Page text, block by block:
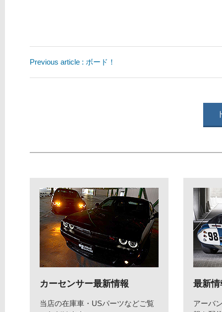
Previous article : ボード！
カーセンサー最新情報
当店の在庫車・USパーツなどご覧
最新情
アーバ